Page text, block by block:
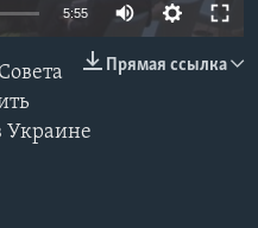
5:55
Прямая ссылка
Украине